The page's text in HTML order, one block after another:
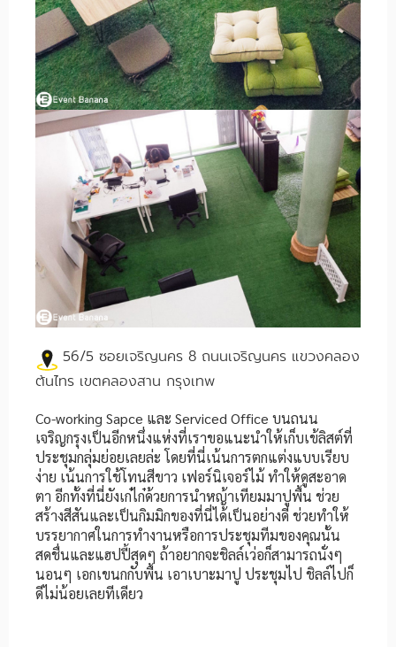
56/5 ซอยเจริญนคร 8 ถนนเจริญนคร แขวงคลอง
ต้นไทร เขตคลองสาน กรุงเทพ
Co-working Sapce และ Serviced Office บนถนน
เจริญกรุงเป็นอีกหนึ่งแห่งที่เราขอแนะนำให้เก็บเข้ลิสต์ที่
ประชุมกลุ่มย่อยเลยล่ะ โดยที่นี่เน้นการตกแต่งแบบเรียบ
ง่าย เน้นการใช้โทนสีขาว เฟอร์นิเจอร์ไม้ ทำให้ดูสะอาด
ตา อีกทั้งที่นี่ยังเก๋ไก๋ด้วยการนำหญ้าเทียมมาปูพื้น ช่วย
สร้างสีสันและเป็นกิมมิกของที่นี่ได้เป็นอย่างดี ช่วยทำให้
บรรยากาศในการทำงานหรือการประชุมทีมของคุณนั้น
สดชื่นและแฮปปี้สุดๆ ถ้าอยากจะชิลล์เว่อก็สามารถนั่งๆ
นอนๆ เอกเขนกกับพื้น เอาเบาะมาปู ประชุมไป ชิลล์ไปก็
ดีไม่น้อยเลยทีเดียว